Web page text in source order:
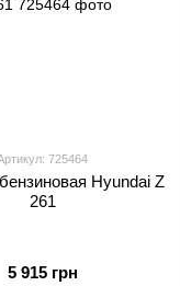
725464
Hyundai Z
261
5 915 грн